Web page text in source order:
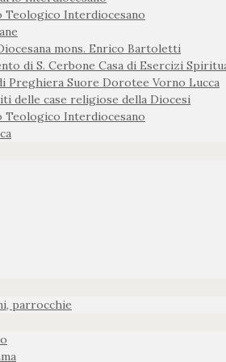
Teologico Interdiocesano
mons. Enrico Bartoletti
di S. Cerbone Casa di Esercizi
Preghiera Suore Dorotee Vorno Lucca
delle case religiose della Diocesi
Teologico Interdiocesano
parrocchie